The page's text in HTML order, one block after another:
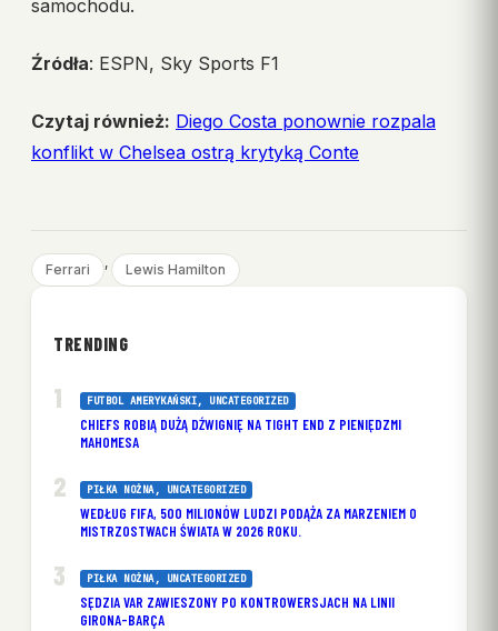
samochodu.
Źródła: ESPN, Sky Sports F1
Czytaj również: Diego Costa ponownie rozpala
konflikt w Chelsea ostrą krytyką Conte
Ferrari , Lewis Hamilton
TRENDING
FUTBOL AMERYKAŃSKI, UNCATEGORIZED
CHIEFS ROBIĄ DUŻĄ DŹWIGNIĘ NA TIGHT END Z PIENIĘDZMI
MAHOMESA
PIŁKA NOŻNA, UNCATEGORIZED
WEDŁUG FIFA, 500 MILIONÓW LUDZI PODĄŻA ZA MARZENIEM O
MISTRZOSTWACH ŚWIATA W 2026 ROKU.
PIŁKA NOŻNA, UNCATEGORIZED
SĘDZIA VAR ZAWIESZONY PO KONTROWERSJACH NA LINII
GIRONA-BARÇA